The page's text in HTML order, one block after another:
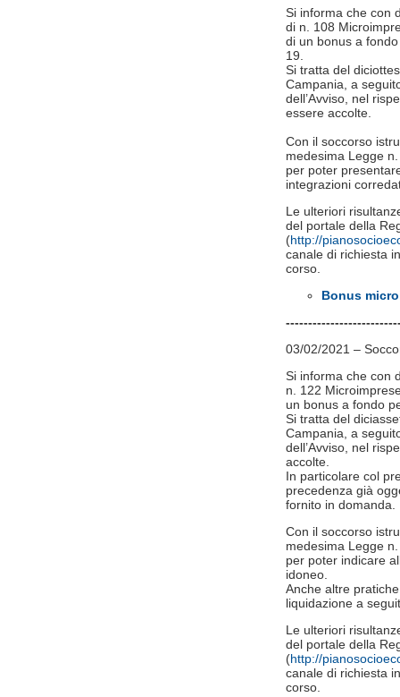
Si informa che con
di n. 108
di un bonus a
19.
Si tratta del
Campania, a
dell’Avviso, nel
essere accolte.
Con il soccorso
medesima Legge
per poter
integrazioni
Le ulteriori
del portale della
(http://
canale di richiesta
corso.
Bonus
03/02/2021 –
Si informa che con
n. 122
un bonus a fondo
Si tratta del
Campania, a
dell’Avviso, nel
accolte.
In particolare col
precedenza già
fornito in domanda.
Con il soccorso
medesima Legge
per poter indicare
idoneo.
Anche altre
liquidazione a
Le ulteriori
del portale della
(http://
canale di richiesta
corso.